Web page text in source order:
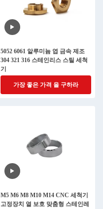
5052 6061 알루미늄 엽 금속 제조
304 321 316 스테인리스 스틸 세척
기
가장 좋은 가격 을 구하라
M5 M6 M8 M10 M14 CNC 세척기
고정장치 열 보호 맞춤형 스테인레